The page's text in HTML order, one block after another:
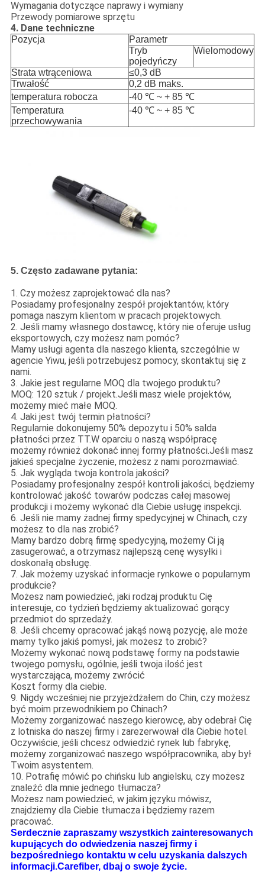
Wymagania dotyczące naprawy i wymiany
Przewody pomiarowe sprzętu
4. Dane techniczne
Pozycja
Parametr
Tryb
pojedyńczy
Wielomodowy
Strata wtrąceniowa
≤0,3 dB
Trwałość
0,2 dB maks.
temperatura robocza
-40 ℃ ~ + 85 ℃
Temperatura
przechowywania
-40 ℃ ~ + 85 ℃
5. Często zadawane pytania:
1. Czy możesz zaprojektować dla nas?
Posiadamy profesjonalny zespół projektantów, który
pomaga naszym klientom w pracach projektowych.
2. Jeśli mamy własnego dostawcę, który nie oferuje usług
eksportowych, czy możesz nam pomóc?
Mamy usługi agenta dla naszego klienta, szczególnie w
agencie Yiwu, jeśli potrzebujesz pomocy, skontaktuj się z
nami.
3. Jakie jest regularne MOQ dla twojego produktu?
MOQ: 120 sztuk / projekt.Jeśli masz wiele projektów,
możemy mieć małe MOQ.
4. Jaki jest twój termin płatności?
Regularnie dokonujemy 50% depozytu i 50% salda
płatności przez TT.W oparciu o naszą współpracę
możemy również dokonać innej formy płatności.Jeśli masz
jakieś specjalne życzenie, możesz z nami porozmawiać.
5. Jak wygląda twoja kontrola jakości?
Posiadamy profesjonalny zespół kontroli jakości, będziemy
kontrolować jakość towarów podczas całej masowej
produkcji i możemy wykonać dla Ciebie usługę inspekcji.
6. Jeśli nie mamy żadnej firmy spedycyjnej w Chinach, czy
możesz to dla nas zrobić?
Mamy bardzo dobrą firmę spedycyjną, możemy Ci ją
zasugerować, a otrzymasz najlepszą cenę wysyłki i
doskonałą obsługę.
7. Jak możemy uzyskać informacje rynkowe o popularnym
produkcie?
Możesz nam powiedzieć, jaki rodzaj produktu Cię
interesuje, co tydzień będziemy aktualizować gorący
przedmiot do sprzedaży.
8. Jeśli chcemy opracować jakąś nową pozycję, ale może
mamy tylko jakiś pomysł, jak możesz to zrobić?
Możemy wykonać nową podstawę formy na podstawie
twojego pomysłu, ogólnie, jeśli twoja ilość jest
wystarczająca, możemy zwrócić
Koszt formy dla ciebie.
9. Nigdy wcześniej nie przyjeżdżałem do Chin, czy możesz
być moim przewodnikiem po Chinach?
Możemy zorganizować naszego kierowcę, aby odebrał Cię
z lotniska do naszej firmy i zarezerwował dla Ciebie hotel.
Oczywiście, jeśli chcesz odwiedzić rynek lub fabrykę,
możemy zorganizować naszego współpracownika, aby był
Twoim asystentem.
10. Potrafię mówić po chińsku lub angielsku, czy możesz
znaleźć dla mnie jednego tłumacza?
Możesz nam powiedzieć, w jakim języku mówisz,
znajdziemy dla Ciebie tłumacza i będziemy razem
pracować.
Serdecznie zapraszamy wszystkich zainteresowanych
kupujących do odwiedzenia naszej firmy i
bezpośredniego kontaktu w celu uzyskania dalszych
informacji.Carefiber, dbaj o swoje życie.